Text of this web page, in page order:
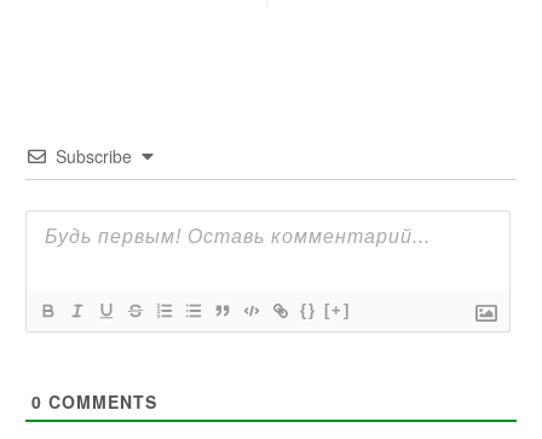
Subscribe
{} [+]
0 COMMENTS